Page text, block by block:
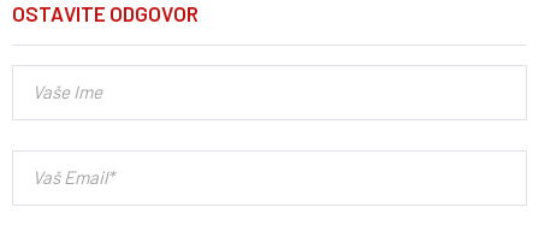
OSTAVITE ODGOVOR